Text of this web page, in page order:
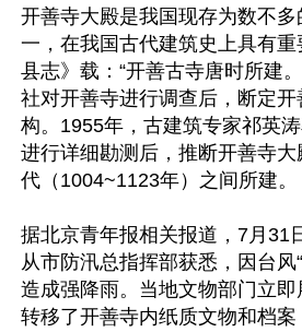
开善寺大殿是我国现存为数不多
一，在我国古代建筑史上具有
县志》载：“开善古寺唐时所建
社对开善寺进行调查后，断定
构。1955年，古建筑专家祁英
进行详细勘测后，推断开善寺大
代（1004~1123年）之间所建。
据北京青年报相关报道，7月31
从市防汛总指挥部获悉，因台风
造成强降雨。当地文物部门立
转移了开善寺内纸质文物和档